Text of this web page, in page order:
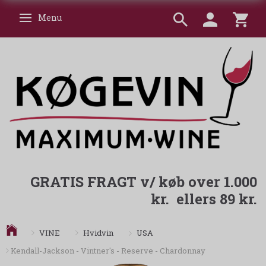
Skifte navigation
Menu
GRATIS FRAGT v/ køb over 1.000
kr. ellers 89 kr.
VINE Hvidvin
USA
Kendall-Jackson - Vintner's - Reserve - Chardonnay